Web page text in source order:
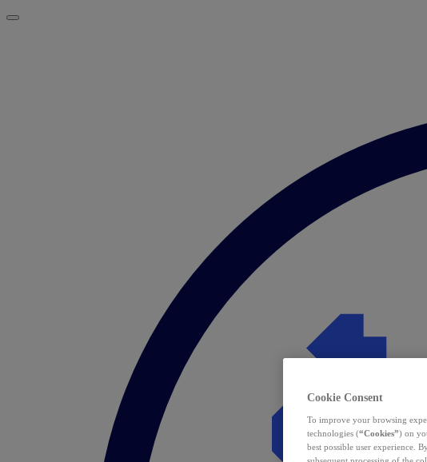
Cookie Consent
To improve your browsing
technologies (“Cookies”) on
best possible user experience.